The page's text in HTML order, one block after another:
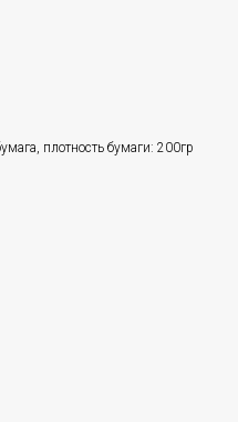
плотность бумаги: 200гр